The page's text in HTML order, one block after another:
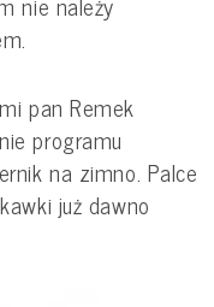
pan Remek
programu
na zimno. Palce
już dawno